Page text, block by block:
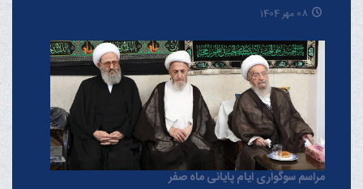
08 مهر 1404
مراسم سوگواری ایام پایانی ماه صفر